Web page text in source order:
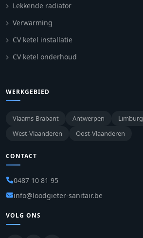
Lekkende radiator
Verwarming
CV ketel installatie
CV ketel onderhoud
WERKGEBIED
Vlaams-Brabant Antwerpen
Limburg
West-Vlaanderen
Oost-Vlaanderen
CONTACT
0487 10 81 95
info@loodgieter-sanitair.be
VOLG ONS